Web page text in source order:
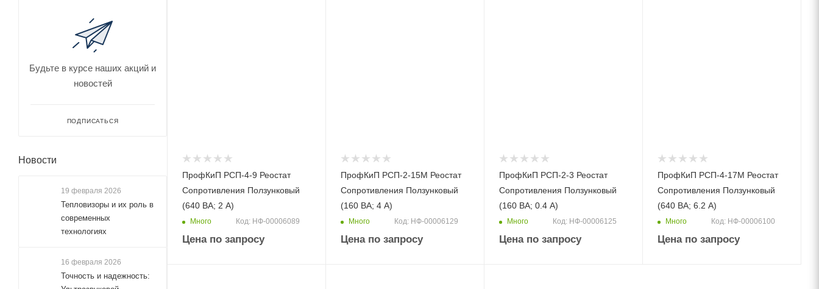
ПрофКиП РСП-4-9 Реостат
Сопротивления Ползунковый
(640 ВА; 2 А)
Много Код: НФ-00006089
Цена по запросу
ПрофКиП РСП-2-15М Реостат
Сопротивления Ползунковый
(160 ВА; 4 А)
Много Код: НФ-00006129
Цена по запросу
ПрофКиП РСП-2-3 Реостат
Сопротивления Ползунковый
(160 ВА; 0.4 А)
Много Код: НФ-00006125
Цена по запросу
ПрофКиП РСП-4-17М Реостат
Сопротивления Ползунковый
(640 ВА; 6.2 А)
Много Код: НФ-00006100
Цена по запросу
Будьте в курсе наших акций и
новостей
ПОДПИСАТЬСЯ
Новости
19 февраля 2026
Тепловизоры и их роль в
современных
технологиях
16 февраля 2026
Точность и надежность: